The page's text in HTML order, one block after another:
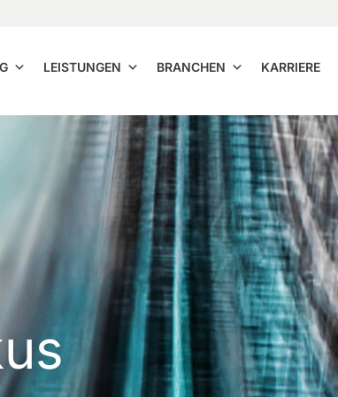
LEISTUNGEN BRANCHEN KARRIERE